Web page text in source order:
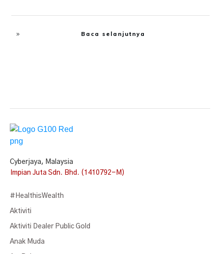
Baca selanjutnya
Cyberjaya, Malaysia
Impian Juta Sdn. Bhd. (1410792-M)
#HealthisWealth
Aktiviti
Aktiviti Dealer Public Gold
Anak Muda